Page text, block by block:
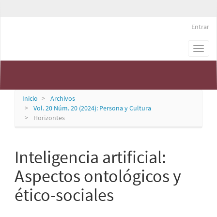
Entrar
Toggle
Inicio
Archivos
Vol. 20 Núm. 20 (2024): Persona y Cultura
Horizontes
Inteligencia artificial:
Aspectos ontológicos y
ético-sociales